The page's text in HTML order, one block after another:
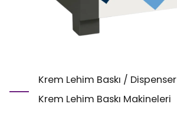
Krem Lehim Baskı / Dispenser
Krem Lehim Baskı Makineleri